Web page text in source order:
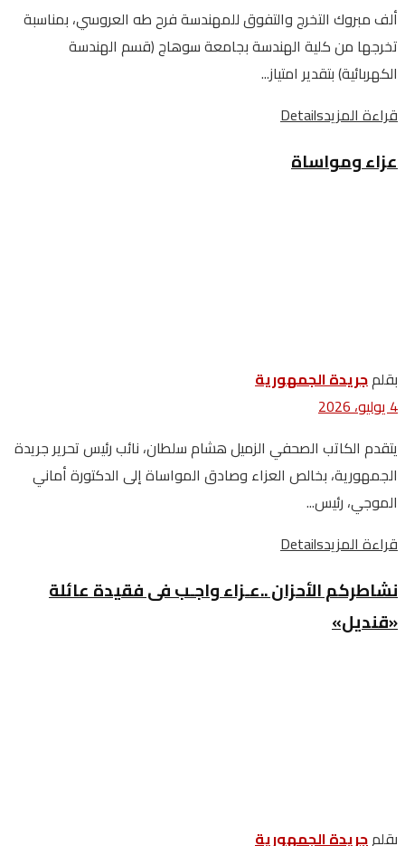
ألف مبروك التخرج والتفوق للمهندسة فرح طه العروسي، بمناسبة
تخرجها من كلية الهندسة بجامعة سوهاج (قسم الهندسة
الكهربائية) بتقدير امتياز...
قراءة المزيدDetails
عزاء ومواساة
بقلمجريدة الجمهورية
4 يوليو، 2026
يتقدم الكاتب الصحفي الزميل هشام سلطان، نائب رئيس تحرير جريدة
الجمهورية، بخالص العزاء وصادق المواساة إلى الدكتورة أماني
الموجي، رئيس...
قراءة المزيدDetails
نشاطركم الأحزان ..عـزاء واجـب فى فقيدة عائلة
«قنديل»
بقلمجريدة الجمهورية